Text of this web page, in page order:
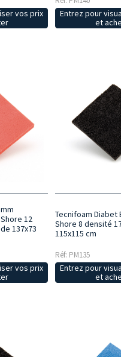
vos prix
Entrez pour
et
12
137x73
vos prix
Tecnifoam Diabet
Shore 8 densité
115x115 cm
Réf: PM135
Entrez pour
et